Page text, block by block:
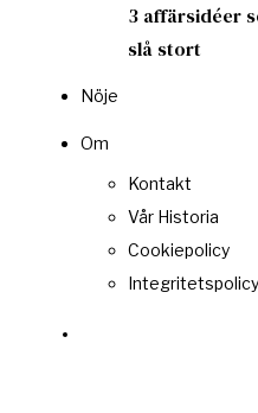
3 affärsidéer
slå stort
Nöje
Om
Kontakt
Vår Historia
Cookiepolicy
Integritetspolicy